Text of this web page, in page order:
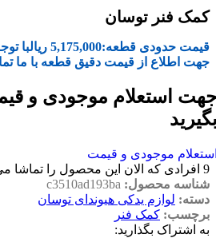
کمک فنر توسان
قیمت حدودی قطعه:5,175,000 ریالبا
جهت اطلاع از قیمت دقیق قطعه با ما
استعلام موجودی و
موجودی و قیمت
9 افرادی که الان این محصول را تماشا
شناسه محصول: c3510ad193ba
دسته: لوازم یدکی هیوندای توسان
برچسب: کمک فنر
به اشتراک بگذارید: